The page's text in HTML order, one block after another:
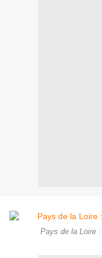
Pays de la Loire